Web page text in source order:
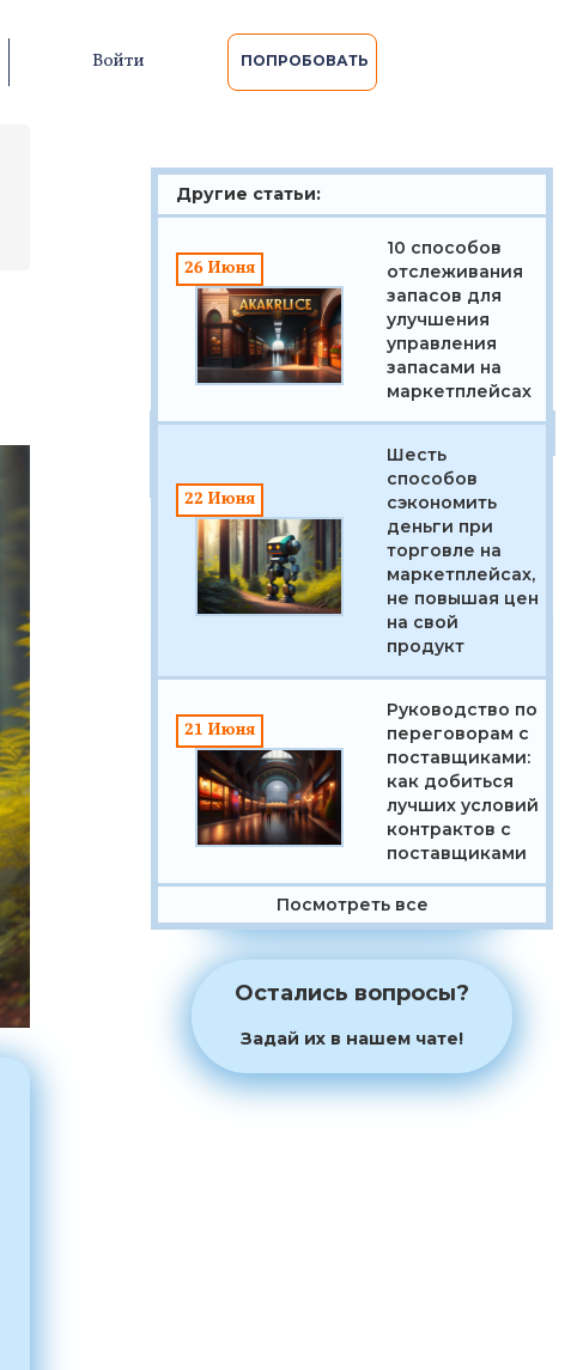
Войти ПОПРОБОВАТЬ
Другие статьи:
26 Июня
10 способов
отслеживания
запасов для
улучшения
управления
запасами на
маркетплейсах
22 Июня
Шесть
способов
сэкономить
деньги при
торговле на
маркетплейсах,
не повышая цен
на свой
продукт
21 Июня
Руководство по
переговорам с
поставщиками:
как добиться
лучших условий
контрактов с
поставщиками
Посмотреть все
Тарифы
Контакты
Бесплатный
сервис по
выгрузке
товаров
Узнать больше ➜
Остались вопросы?
Задай их в нашем чате!